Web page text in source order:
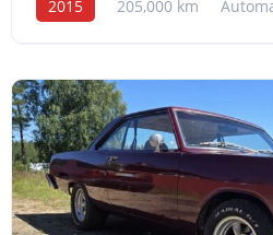
2015 205,000 km